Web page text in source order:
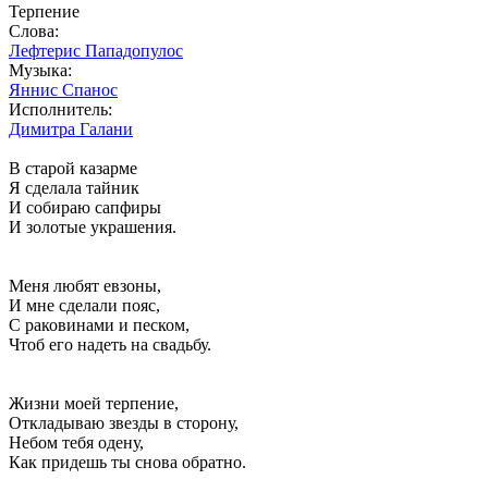
Терпение
Слова:
Лефтерис Пападопулос
Музыка:
Яннис Спанос
Исполнитель:
Димитра Галани
В старой казарме
Я сделала тайник
И собираю сапфиры
И золотые украшения.
Меня любят евзоны,
И мне сделали пояс,
С раковинами и песком,
Чтоб его надеть на свадьбу.
Жизни моей терпение,
Откладываю звезды в сторону,
Небом тебя одену,
Как придешь ты снова обратно.